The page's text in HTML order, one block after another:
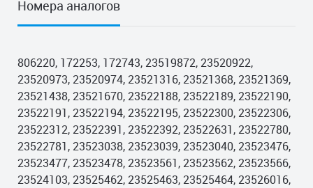
Номера аналогов
806220, 172253, 172743, 23519872, 23520922,
23520973, 23520974, 23521316, 23521368, 23521369,
23521438, 23521670, 23522188, 23522189, 23522190,
23522191, 23522194, 23522195, 23522300, 23522306,
23522312, 23522391, 23522392, 23522631, 23522780,
23522781, 23523038, 23523039, 23523040, 23523476,
23523477, 23523478, 23523561, 23523562, 23523566,
23524103, 23525462, 23525463, 23525464, 23526016,